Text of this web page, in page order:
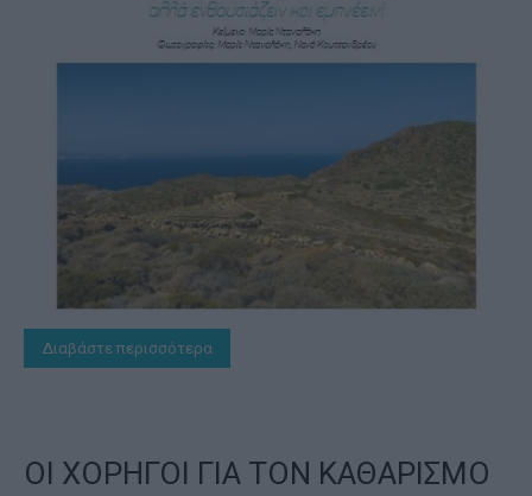
Διαβάστε περισσότερα
ΟΙ ΧΟΡΗΓΟΙ ΓΙΑ ΤΟΝ ΚΑΘΑΡΙΣΜΟ